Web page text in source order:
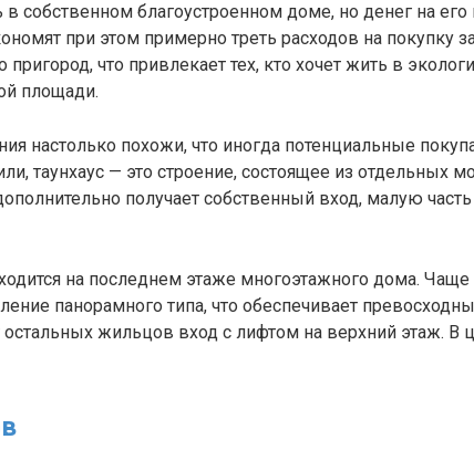
собственном благоустроенном доме, но денег на его
при этом примерно треть расходов на покупку
пригород, что привлекает тех, кто хочет жить в
площади.
настолько похожи, что иногда потенциальные
таунхаус — это строение, состоящее из
получает собственный вход, малую
на последнем этаже многоэтажного дома.
панорамного типа, что обеспечивает
остальных жильцов вход с лифтом на верхний этаж.